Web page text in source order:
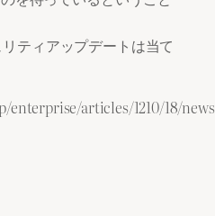
ティアップデートは当て
articles/1210/18/